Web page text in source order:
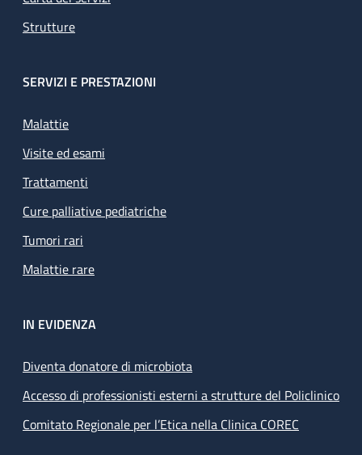
Strutture
SERVIZI E PRESTAZIONI
Malattie
Visite ed esami
Trattamenti
Cure palliative pediatriche
Tumori rari
Malattie rare
IN EVIDENZA
Diventa donatore di microbiota
Accesso di professionisti esterni a strutture del Policlinico
Comitato Regionale per l’Etica nella Clinica COREC